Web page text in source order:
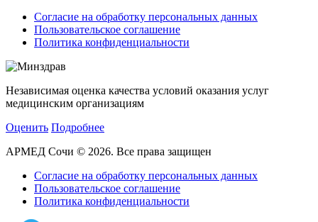
Согласие на обработку персональных данных
Пользовательское соглашение
Политика конфиденциальности
Независимая оценка качества условий оказания услуг
медицинским организациям
Оценить Подробнее
АРМЕД Сочи © 2026. Все права защищен
Согласие на обработку персональных данных
Пользовательское соглашение
Политика конфиденциальности